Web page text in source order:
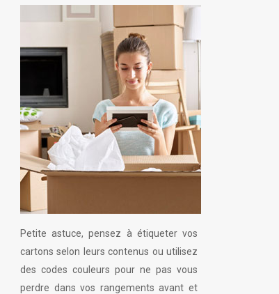
Petite astuce, pensez à étiqueter vos
cartons selon leurs contenus ou utilisez
des codes couleurs pour ne pas vous
perdre dans vos rangements avant et